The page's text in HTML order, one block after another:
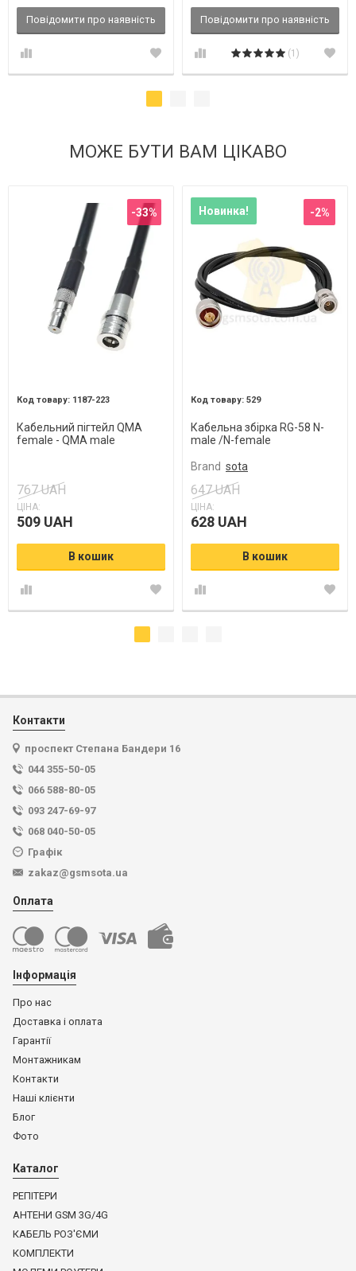
Повідомити про наявність Повідомити про наявність
(1)
МОЖЕ БУТИ ВАМ ЦІКАВО
-33%
1187-223
Кабельний пігтейл QMA
female - QMA male
767 UAH
ЦІНА:
509 UAH
В кошик
Новинка! -2%
529
Кабельна збірка RG-58 N-
male /N-female
Brand sota
647 UAH
ЦІНА:
628 UAH
В кошик
Контакти
проспект Степана Бандери 16
044 355-50-05
066 588-80-05
093 247-69-97
068 040-50-05
Графік
zakaz@gsmsota.ua
Оплата
Інформація
Про нас
Доставка і оплата
Гарантії
Монтажникам
Контакти
Наші клієнти
Блог
Фото
Каталог
РЕПІТЕРИ
АНТЕНИ GSM 3G/4G
КАБЕЛЬ РОЗ'ЄМИ
КОМПЛЕКТИ